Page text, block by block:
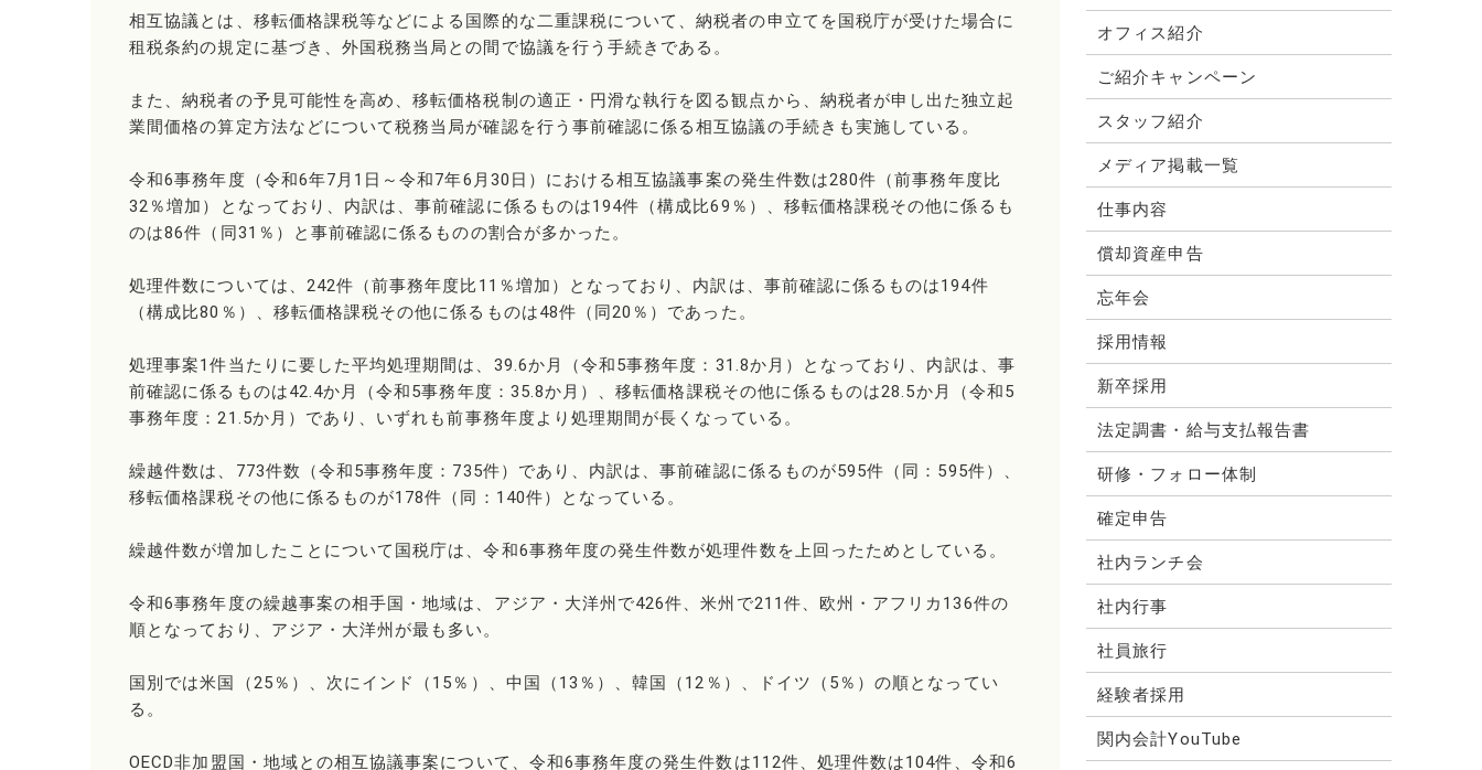
相互協議とは、移転価格課税等などによる国際的な二重課税について、納税者の申立てを国税庁が受けた場合に
租税条約の規定に基づき、外国税務当局との間で協議を行う手続きである。
また、納税者の予見可能性を高め、移転価格税制の適正・円滑な執行を図る観点から、納税者が申し出た独立起
業間価格の算定方法などについて税務当局が確認を行う事前確認に係る相互協議の手続きも実施している。
令和6事務年度（令和6年7月1日～令和7年6月30日）における相互協議事案の発生件数は280件（前事務年度比
32％増加）となっており、内訳は、事前確認に係るものは194件（構成比69％）、移転価格課税その他に係るも
のは86件（同31％）と事前確認に係るものの割合が多かった。
処理件数については、242件（前事務年度比11％増加）となっており、内訳は、事前確認に係るものは194件
（構成比80％）、移転価格課税その他に係るものは48件（同20％）であった。
処理事案1件当たりに要した平均処理期間は、39.6か月（令和5事務年度：31.8か月）となっており、内訳は、事
前確認に係るものは42.4か月（令和5事務年度：35.8か月）、移転価格課税その他に係るものは28.5か月（令和5
事務年度：21.5か月）であり、いずれも前事務年度より処理期間が長くなっている。
繰越件数は、773件数（令和5事務年度：735件）であり、内訳は、事前確認に係るものが595件（同：595件）、
移転価格課税その他に係るものが178件（同：140件）となっている。
繰越件数が増加したことについて国税庁は、令和6事務年度の発生件数が処理件数を上回ったためとしている。
令和6事務年度の繰越事案の相手国・地域は、アジア・大洋州で426件、米州で211件、欧州・アフリカ136件の
順となっており、アジア・大洋州が最も多い。
国別では米国（25％）、次にインド（15％）、中国（13％）、韓国（12％）、ドイツ（5％）の順となってい
る。
OECD非加盟国・地域との相互協議事案について、令和6事務年度の発生件数は112件、処理件数は104件、令和6
オフィス紹介
ご紹介キャンペーン
スタッフ紹介
メディア掲載一覧
仕事内容
償却資産申告
忘年会
採用情報
新卒採用
法定調書・給与支払報告書
研修・フォロー体制
確定申告
社内ランチ会
社内行事
社員旅行
経験者採用
関内会計YouTube